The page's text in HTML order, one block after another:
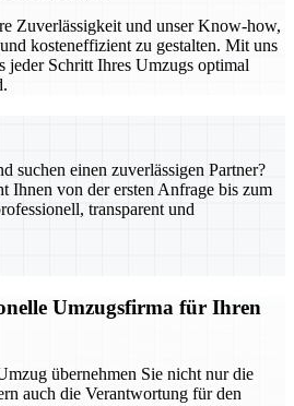
Zuverlässigkeit und unser Know-how,
kosteneffizient zu gestalten. Mit uns
jeder Schritt Ihres Umzugs optimal
suchen einen zuverlässigen Partner?
Ihnen von der ersten Anfrage bis zum
transparent und
Umzugsfirma für Ihren
übernehmen Sie nicht nur die
auch die Verantwortung für den